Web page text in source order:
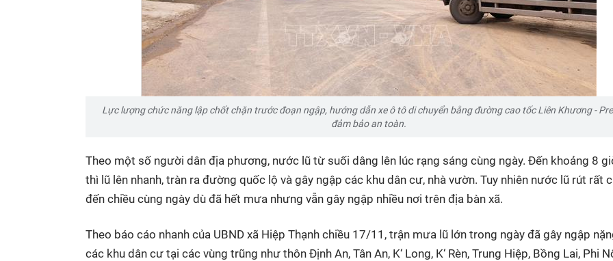
Lực lượng chức năng lập chốt chặn trước đoạn ngập, hướng dẫn xe ô tô di chuyển bằng đường cao tốc Liên Khương -
đảm bảo an toàn.
Theo một số người dân địa phương, nước lũ từ suối dâng lên lúc rạng sáng cùng ngày. Đến khoảng 8
thì lũ lên nhanh, tràn ra đường quốc lộ và gây ngập các khu dân cư, nhà vườn. Tuy nhiên nước lũ rút rất
đến chiều cùng ngày dù đã hết mưa nhưng vẫn gây ngập nhiều nơi trên địa bàn xã.
Theo báo cáo nhanh của UBND xã Hiệp Thạnh chiều 17/11, trận mưa lũ lớn trong ngày đã gây ngập
các khu dân cư tại các vùng trũng như thôn Định An, Tân An, K‘ Long, K‘ Rèn, Trung Hiệp, Bồng Lai, Phi